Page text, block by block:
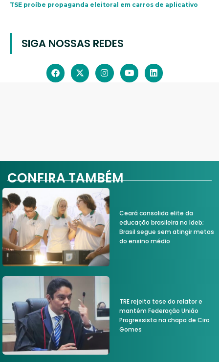
TSE proíbe propaganda eleitoral em carros de aplicativo
SIGA NOSSAS REDES
CONFIRA TAMBÉM
Ceará consolida elite da
educação brasileira no Ideb;
Brasil segue sem atingir metas
do ensino médio
TRE rejeita tese do relator e
mantém Federação União
Progressista na chapa de Ciro
Gomes